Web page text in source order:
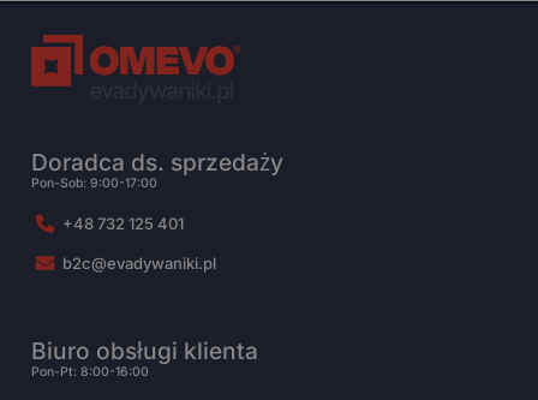
Doradca ds. sprzedaży
Pon-Sob: 9:00-17:00
+48 732 125 401
b2c@evadywaniki.pl
Biuro obsługi klienta
Pon-Pt: 8:00-16:00